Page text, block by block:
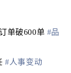
单破600单 #品
#人事变动